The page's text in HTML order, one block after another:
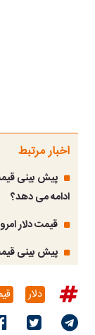
اخبار مرتبط
ادامه می دهد؟
قیمت دلار امروز شنبه 5 اردیبهشت 1405؛
پیش بینی قیمت دلار
دلار